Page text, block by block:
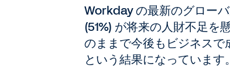
Workday の最新のグロー
(51%) が将来の人財不足を
のままで今後もビジネス
という結果になっています。